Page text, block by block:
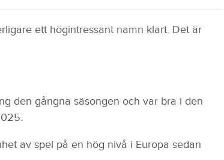
ett högintressant namn klart. Det är
den gångna säsongen och var bra i den
av spel på en hög nivå i Europa sedan